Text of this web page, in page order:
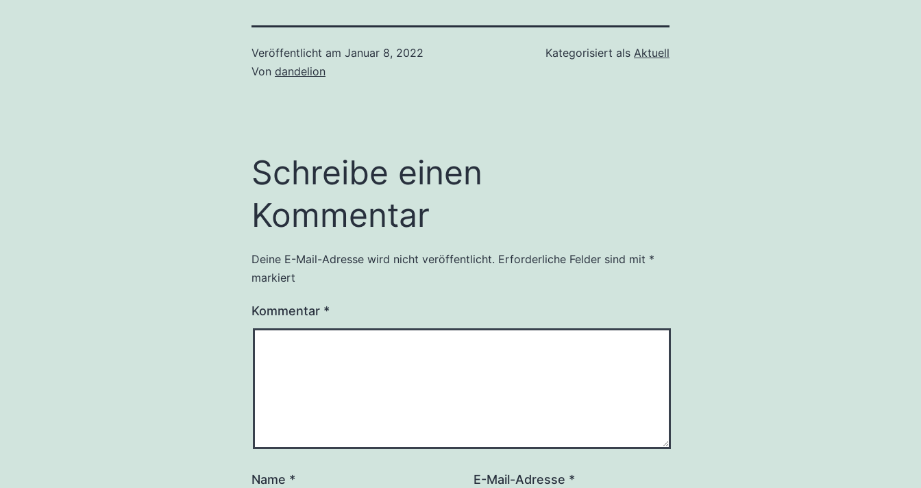
Veröffentlicht am Januar 8, 2022
Von dandelion
Kategorisiert als Aktuell
Schreibe einen
Kommentar
Deine E-Mail-Adresse wird nicht veröffentlicht. Erforderliche Felder sind mit *
markiert
Kommentar *
Name * E-Mail-Adresse *